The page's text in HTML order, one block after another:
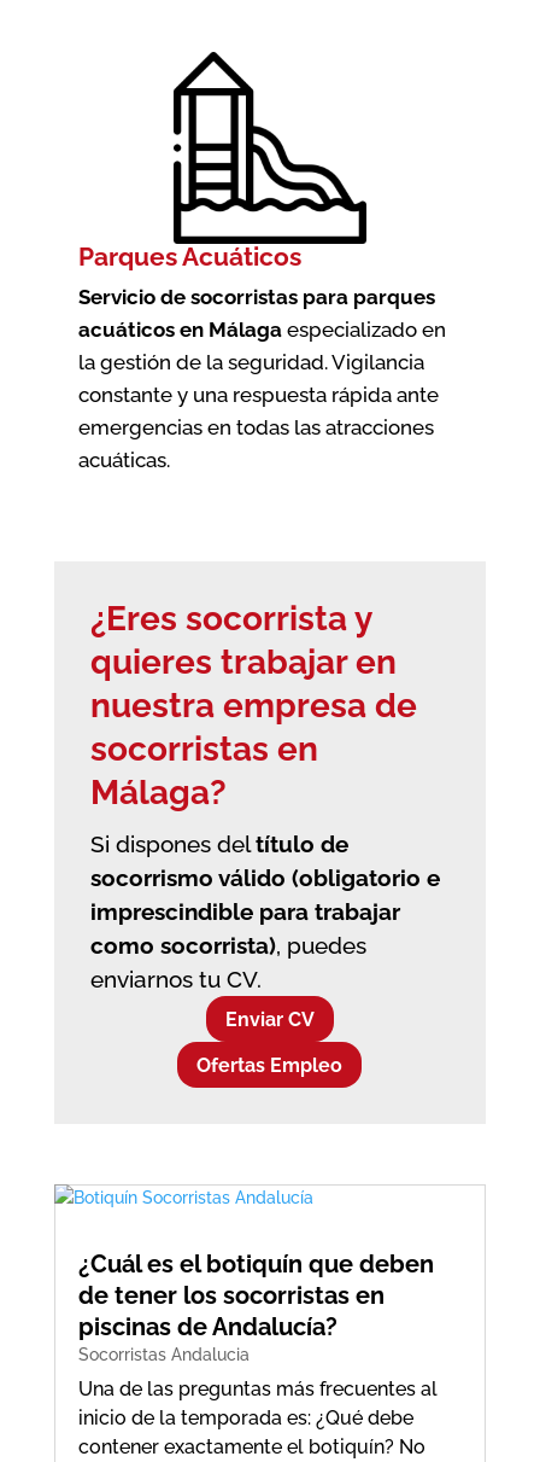
Parques Acuáticos
Servicio de socorristas para parques
acuáticos en Málaga especializado en
la gestión de la seguridad. Vigilancia
constante y una respuesta rápida ante
emergencias en todas las atracciones
acuáticas.
¿Eres socorrista y
quieres trabajar en
nuestra empresa de
socorristas en
Málaga?
Si dispones deltítulo de
socorrismo válido (obligatorio e
imprescindible para trabajar
como socorrista), puedes
enviarnos tu CV.
Enviar CV
Ofertas Empleo
¿Cuál es el botiquín que deben
de tener los socorristas en
piscinas de Andalucía?
Socorristas Andalucia
Una de las preguntas más frecuentes al
inicio de la temporada es: ¿Qué debe
contener exactamente el botiquín? No